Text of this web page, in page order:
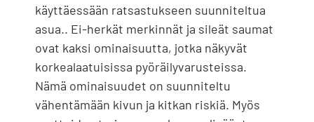
käyttäessään ratsastukseen suunniteltua
asua.. Ei-herkät merkinnät ja sileät saumat
ovat kaksi ominaisuutta, jotka näkyvät
korkealaatuisissa pyöräilyvarusteissa.
Nämä ominaisuudet on suunniteltu
vähentämään kivun ja kitkan riskiä. Myös